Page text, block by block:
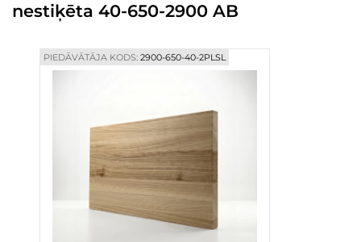
Kontaktinformācija
nestiķēta 40-650-2900 AB
PIEDĀVĀTĀJA KODS:2900-650-40-2PLSL